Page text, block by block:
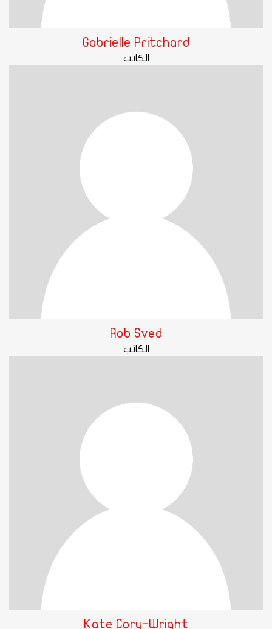
Gabrielle Pritchard
الكاتب
Rob Sved
الكاتب
Kate Cory-Wright